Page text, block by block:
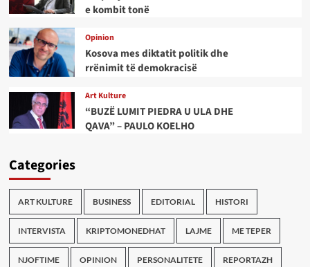
e kombit tonë
Opinion
Kosova mes diktatit politik dhe
rrënimit të demokracisë
Art Kulture
“BUZË LUMIT PIEDRA U ULA DHE
QAVA” – PAULO KOELHO
Categories
ART KULTURE BUSINESS EDITORIAL HISTORI
INTERVISTA KRIPTOMONEDHAT LAJME ME TEPER
NJOFTIME OPINION PERSONALITETE REPORTAZH